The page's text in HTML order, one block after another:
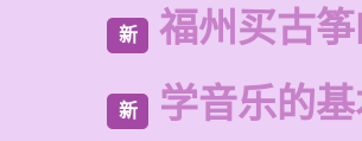
新 福州买古
新 学音乐的